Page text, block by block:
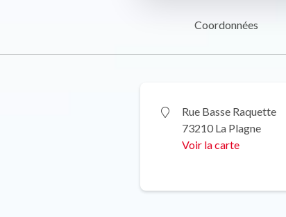
Coordonnées
Rue Basse Raquette
73210 La Plagne
Voir la carte